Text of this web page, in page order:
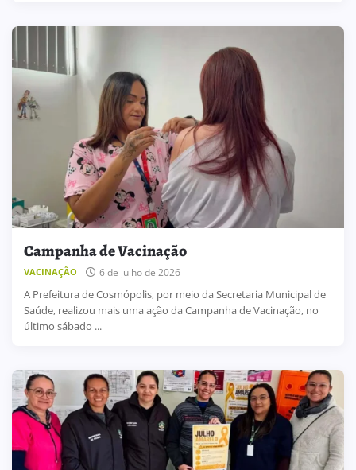
Campanha de Vacinação
VACINAÇÃO 6 de julho de 2026
A Prefeitura de Cosmópolis, por meio da Secretaria Municipal de
Saúde, realizou mais uma ação da Campanha de Vacinação, no
último sábado ...